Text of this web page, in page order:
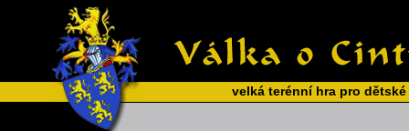
velká terénní hra pro